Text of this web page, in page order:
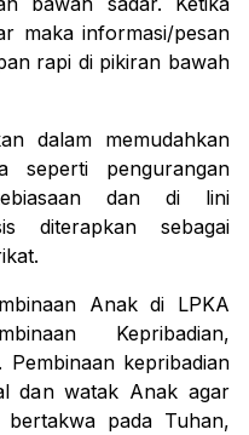
maka informasi/pesan
rapi di pikiran bawah
dalam memudahkan
seperti pengurangan
dan di lini
Anak di LPKA
Kepribadian,
Pembinaan kepribadian
dan watak Anak agar
bertakwa pada Tuhan,